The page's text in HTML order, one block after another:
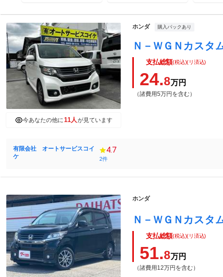
今あなたの他に 11人 が見ています
ホンダ 購入パックあり
支払総額(税込)(リ済込)
24.8万円
（諸費用5万円を含む）
有限会社 オートサービスコイ
ケ
4.7
2件
ホンダ
支払総額(税込)(リ済込)
51.8万円
（諸費用12万円を含む）